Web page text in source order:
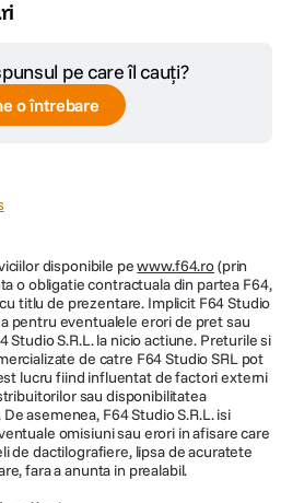
pe care îl cauți?
o întrebare
disponibile pewww.f64.ro(prin
o obligatie contractuala din partea F64,
titlu de prezentare. Implicit F64 Studio
pentru eventualele erori de pret sau
Studio S.R.L. la nicio actiune. Preturile si
de catre F64 Studio SRL pot
lucru fiind influentat de factori externi
sau disponibilitatea
asemenea, F64 Studio S.R.L. isi
omisiuni sau erori in afisare care
de dactilografiere, lipsa de acuratete
fara a anunta in prealabil.